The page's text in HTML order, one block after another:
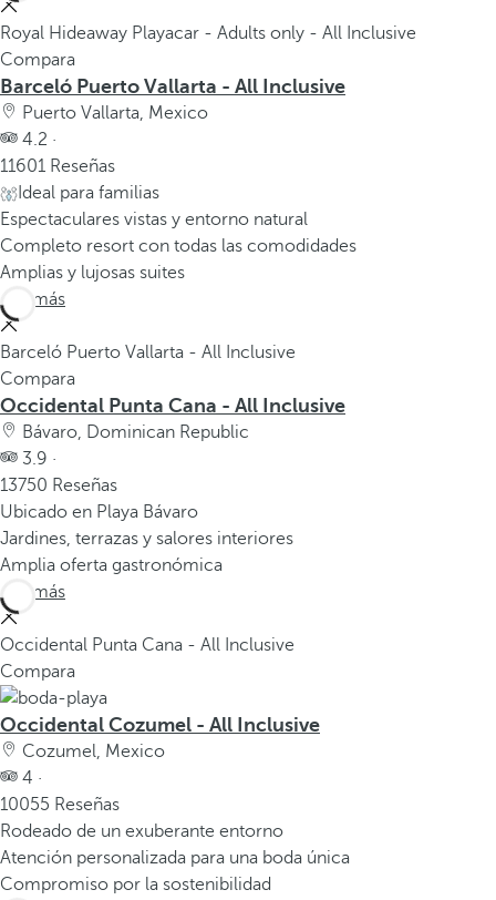
Royal Hideaway Playacar - Adults only - All Inclusive
Compara
Barceló Puerto Vallarta - All Inclusive
Puerto Vallarta, Mexico
4.2 ·
11601 Reseñas
Ideal para familias
Espectaculares vistas y entorno natural
Completo resort con todas las comodidades
Amplias y lujosas suites
Ver más
Barceló Puerto Vallarta - All Inclusive
Compara
Occidental Punta Cana - All Inclusive
Bávaro, Dominican Republic
3.9 ·
13750 Reseñas
Ubicado en Playa Bávaro
Jardines, terrazas y salores interiores
Amplia oferta gastronómica
Ver más
Occidental Punta Cana - All Inclusive
Compara
Occidental Cozumel - All Inclusive
Cozumel, Mexico
4 ·
10055 Reseñas
Rodeado de un exuberante entorno
Atención personalizada para una boda única
Compromiso por la sostenibilidad